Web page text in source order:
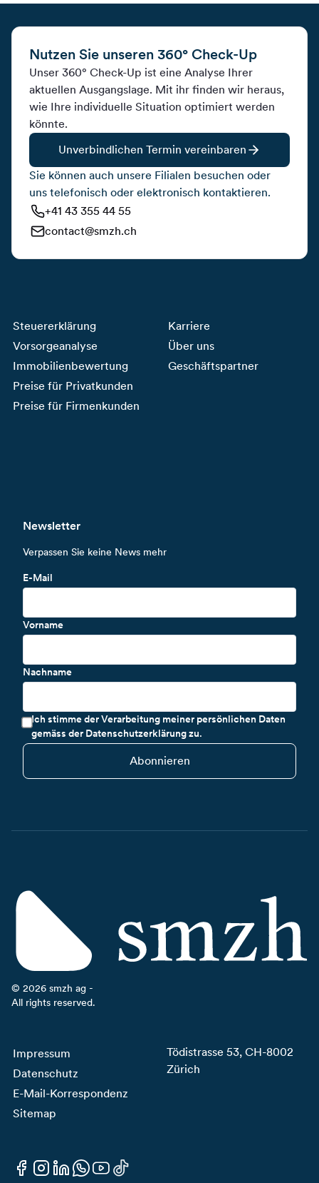
Nutzen Sie unseren 360° Check-Up
Unser 360° Check-Up ist eine Analyse Ihrer
aktuellen Ausgangslage. Mit ihr finden wir heraus,
wie Ihre individuelle Situation optimiert werden
könnte.
Unverbindlichen Termin vereinbaren
Sie können auch unsere Filialen besuchen oder
uns telefonisch oder elektronisch kontaktieren.
+41 43 355 44 55
contact@smzh.ch
Steuererklärung
Vorsorgeanalyse
Immobilienbewertung
Preise für Privatkunden
Preise für Firmenkunden
Karriere
Über uns
Geschäftspartner
Newsletter
Verpassen Sie keine News mehr
E-Mail
Vorname
Nachname
Ich stimme der Verarbeitung meiner persönlichen Daten
gemäss der Datenschutzerklärung zu.
Abonnieren
© 2026 smzh ag -
All rights reserved.
Impressum
Datenschutz
E-Mail-Korrespondenz
Sitemap
Tödistrasse 53, CH-8002
Zürich